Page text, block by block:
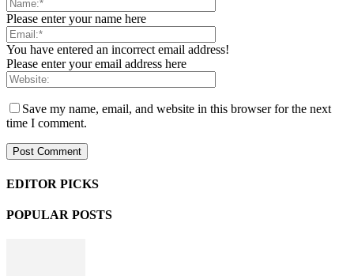
Please enter your name here
You have entered an incorrect email address!
Please enter your email address here
Save my name, email, and website in this browser for the next
time I comment.
EDITOR PICKS
POPULAR POSTS